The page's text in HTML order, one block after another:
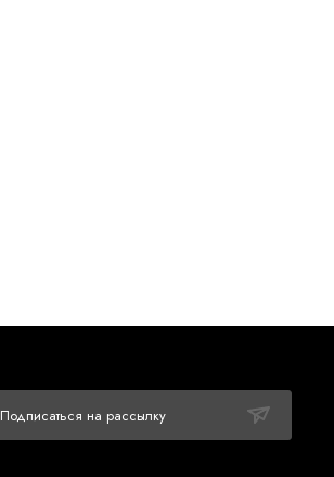
Подписаться на рассылку